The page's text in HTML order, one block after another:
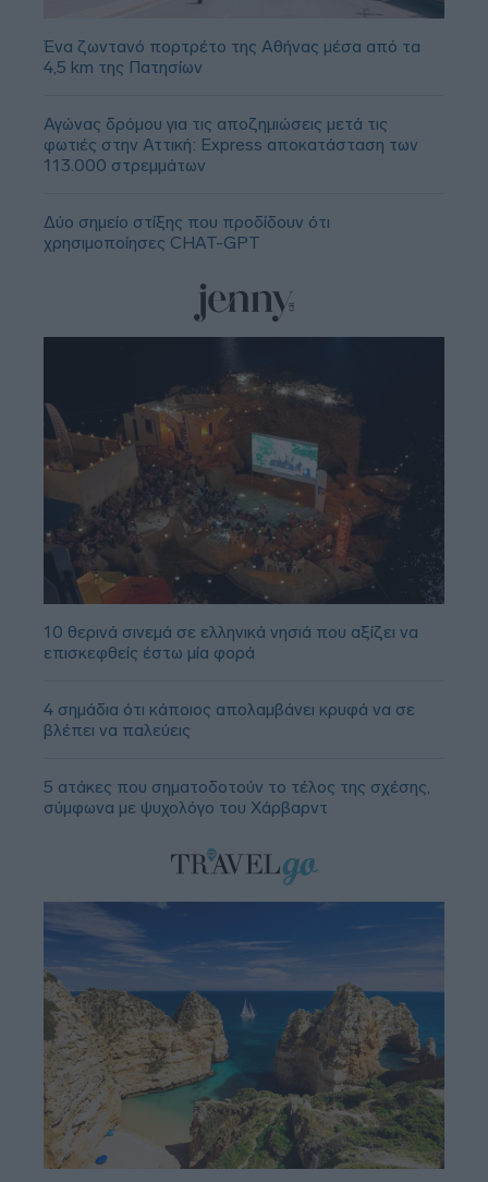
Ένα ζωντανό πορτρέτο της Αθήνας μέσα από τα
4,5 km της Πατησίων
Αγώνας δρόμου για τις αποζημιώσεις μετά τις
φωτιές στην Αττική: Express αποκατάσταση των
113.000 στρεμμάτων
Δύο σημείο στίξης που προδίδουν ότι
χρησιμοποίησες CHAT-GPT
10 θερινά σινεμά σε ελληνικά νησιά που αξίζει να
επισκεφθείς έστω μία φορά
4 σημάδια ότι κάποιος απολαμβάνει κρυφά να σε
βλέπει να παλεύεις
5 ατάκες που σηματοδοτούν το τέλος της σχέσης,
σύμφωνα με ψυχολόγο του Χάρβαρντ